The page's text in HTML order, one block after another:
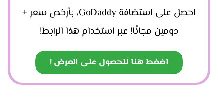
احصل على استضافة GoDaddy، بأرخص سعر +
دومين مجانًا! عبر استخدام هذا الرابط!
اضغط هنا للحصول على العرض !